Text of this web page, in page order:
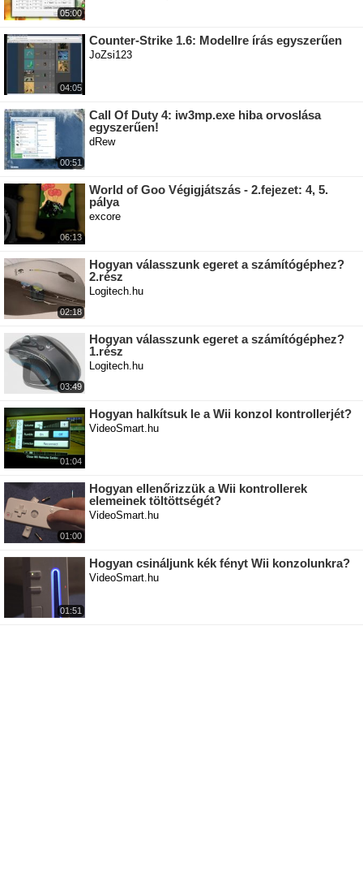
05:00
04:05
Counter-Strike 1.6: Modellre írás egyszerűen
JoZsi123
00:51
Call Of Duty 4: iw3mp.exe hiba orvoslása
egyszerűen!
dRew
06:13
World of Goo Végigjátszás - 2.fejezet: 4, 5.
pálya
excore
02:18
Hogyan válasszunk egeret a számítógéphez?
2.rész
Logitech.hu
03:49
Hogyan válasszunk egeret a számítógéphez?
1.rész
Logitech.hu
01:04
Hogyan halkítsuk le a Wii konzol kontrollerjét?
VideoSmart.hu
01:00
Hogyan ellenőrizzük a Wii kontrollerek
elemeinek töltöttségét?
VideoSmart.hu
01:51
Hogyan csináljunk kék fényt Wii konzolunkra?
VideoSmart.hu